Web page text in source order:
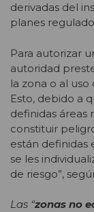
derivadas del
planes
Para autorizar
autoridad
la zona o al
Esto, debido a
definidas áreas
constituir
están definidas
se les
de riesgo”,
Las “zonas no